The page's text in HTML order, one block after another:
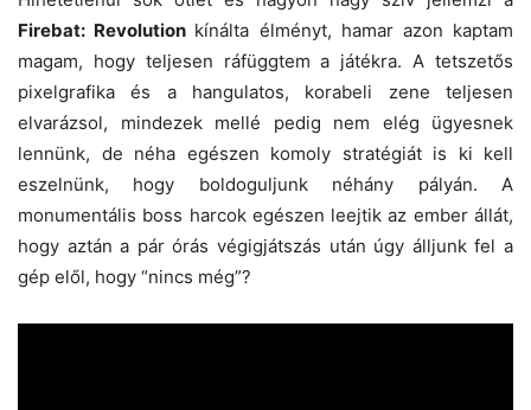
Firebat: Revolution kínálta élményt, hamar azon kaptam
magam, hogy teljesen ráfüggtem a játékra. A tetszetős
pixelgrafika és a hangulatos, korabeli zene teljesen
elvarázsol, mindezek mellé pedig nem elég ügyesnek
lennünk, de néha egészen komoly stratégiát is ki kell
eszelnünk, hogy boldoguljunk néhány pályán. A
monumentális boss harcok egészen leejtik az ember állát,
hogy aztán a pár órás végigjátszás után úgy álljunk fel a
gép elől, hogy “nincs még”?